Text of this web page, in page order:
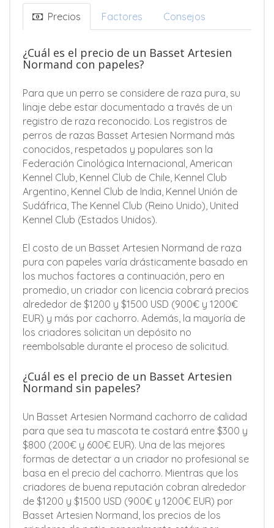
Precios Factores Consejos
¿Cuál es el precio de un Basset Artesien
Normand con papeles?
Para que un perro se considere de raza pura, su
linaje debe estar documentado a través de un
registro de raza reconocido. Los registros de
perros de razas Basset Artesien Normand más
conocidos, respetados y populares son la
Federación Cinológica Internacional, American
Kennel Club, Kennel Club de Chile, Kennel Club
Argentino, Kennel Club de India, Kennel Unión de
Sudáfrica, The Kennel Club (Reino Unido), United
Kennel Club (Estados Unidos).
El costo de un Basset Artesien Normand de raza
pura con papeles varía drásticamente basado en
los muchos factores a continuación, pero en
promedio, un criador con licencia cobrará precios
alrededor de $1200 y $1500 USD (900€ y 1200€
EUR) y más por cachorro. Además, la mayoría de
los criadores solicitan un depósito no
reembolsable durante el proceso de solicitud.
¿Cuál es el precio de un Basset Artesien
Normand sin papeles?
Un Basset Artesien Normand cachorro de calidad
para que sea tu mascota te costará entre $300 y
$800 (200€ y 600€ EUR). Una de las mejores
formas de detectar a un criador no profesional se
basa en el precio del cachorro. Mientras que los
criadores de buena reputación cobran alrededor
de $1200 y $1500 USD (900€ y 1200€ EUR) por
Basset Artesien Normand, los precios de los